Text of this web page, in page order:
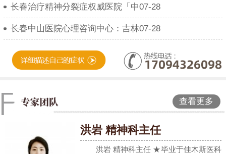
长春治疗精神分裂症权威医院「中07-28
长春中山医院心理咨询中心：吉林07-28
查看更多
洪岩 精神科主任
洪岩 精神科主任 ★毕业于佳木斯医科